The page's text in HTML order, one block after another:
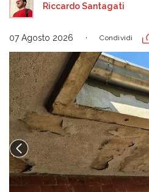
Riccardo Santagati
07 Agosto 2026 Condividi